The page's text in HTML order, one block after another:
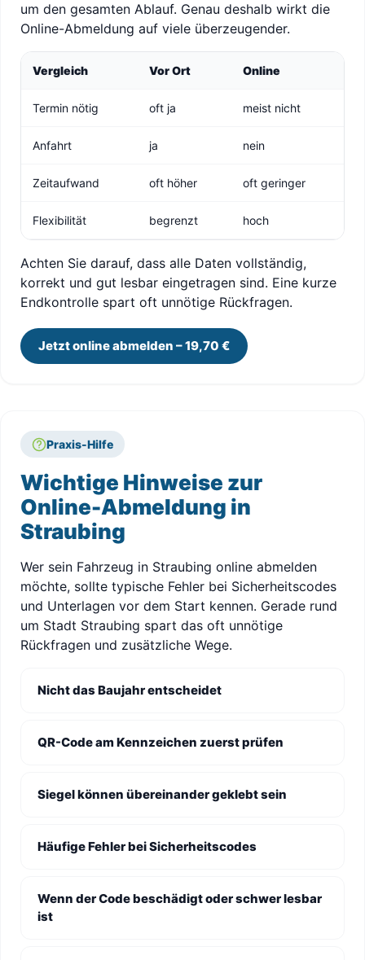
um den gesamten Ablauf. Genau deshalb wirkt die
Online-Abmeldung auf viele überzeugender.
Vergleich Vor Ort Online
Termin nötig oft ja meist nicht
Anfahrt ja nein
Zeitaufwand oft höher oft geringer
Flexibilität begrenzt hoch
Achten Sie darauf, dass alle Daten vollständig,
korrekt und gut lesbar eingetragen sind. Eine kurze
Endkontrolle spart oft unnötige Rückfragen.
Jetzt online abmelden – 19,70 €
Praxis-Hilfe
Wichtige Hinweise zur
Online-Abmeldung in
Straubing
Wer sein Fahrzeug in Straubing online abmelden
möchte, sollte typische Fehler bei Sicherheitscodes
und Unterlagen vor dem Start kennen. Gerade rund
um Stadt Straubing spart das oft unnötige
Rückfragen und zusätzliche Wege.
Nicht das Baujahr entscheidet
QR-Code am Kennzeichen zuerst prüfen
Siegel können übereinander geklebt sein
Häufige Fehler bei Sicherheitscodes
Wenn der Code beschädigt oder schwer lesbar
ist